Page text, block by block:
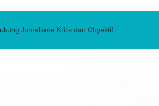
Jurnalisme Kritis dan Obyektif